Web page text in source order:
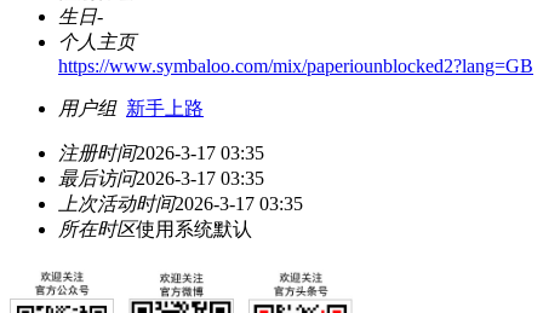
生日-
个人主页
https://www.symbaloo.com/mix/paperiounblocked2?lang=GB
用户组 新手上路
注册时间2026-3-17 03:35
最后访问2026-3-17 03:35
上次活动时间2026-3-17 03:35
所在时区使用系统默认